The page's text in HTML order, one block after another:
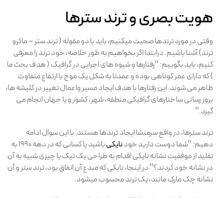
هویت بصری و ترند سترها
وقتی در مورد ترند‌ها صحبت میکنیم، باید با دو مقوله ( ترند ستر – ماکرو
ترند) آشنا باشیم. درابتدا اگر بخواهیم به طور خلاصه، خود ترند را معرفی
کنیم، باید بگوییم: “رفتارها و شیوه های اجرایی در گرافیک ( هدف بحث ما
) که دارای عمر کوتاهی بوده و عمدتا به شکل یک موج با ارتفاع متفاوت
ظاهر می شوند. این رفتارها با هدف ایجاد مسیر واعمال تغییر در کلیشه ها،
بروز رسانی ساختارهای گرافیکی منطقه، شهر، کشور و یا جهان انجام می
گیرد.”
ترند سترها، در واقع سرمنشا ایجاد ترندها هستند. با این سوال ادامه
دهیم: “شما دوست دارید خودنایکی
باشید یا کسانی که در دهه ۱۹۹۰ به
تقلید از موفقیت نشانه نایکی اقدام به طراحی یک تیک یا چیزی شبیه به آن
در نشانه خود کردند؟” در اینجا، نایکی که مبدع آن اتفاق بود، ترند ستر و آن
نشانه چک مارک مانند، یک ترند محسوب میشود.